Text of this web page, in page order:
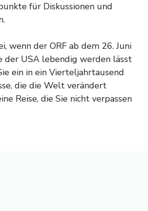
für Diskussionen und
wenn der ORF ab dem 26. Juni
der USA lebendig werden lässt
ein in ein Vierteljahrtausend
die die Welt verändert
Reise, die Sie nicht verpassen